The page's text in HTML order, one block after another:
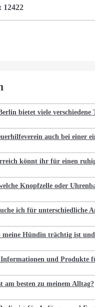
12422
bietet viele verschiedene
auch bei einer
könnt ihr für einen
Knopfzelle oder
ich für unterschiedliche
meine Hündin trächtig ist
Informationen und Produkte
am besten zu meinem Alltag?